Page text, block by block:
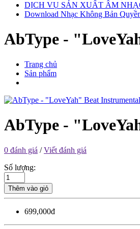
DỊCH VỤ SẢN XUẤT ÂM
Download Nhạc Không Bản
AbType -
Trang chủ
Sản phẩm
AbType -
0 đánh giá /Viết đánh giá
Số lượng:
Thêm vào giỏ
699,000đ